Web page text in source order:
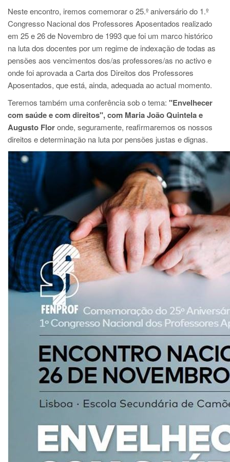
Neste encontro, iremos comemorar o 25.º aniversário do 1.º
Congresso Nacional dos Professores Aposentados realizado
em 25 e 26 de Novembro de 1993 que foi um marco histórico
na luta dos docentes por um regime de indexação de todas as
pensões aos vencimentos dos/as professores/as no activo e
onde foi aprovada a Carta dos Direitos dos Professores
Aposentados, que está, ainda, adequada ao actual momento.
Teremos também uma conferência sob o tema: "Envelhecer
com saúde e com direitos", com Maria João Quintela e
Augusto Floronde, seguramente, reafirmaremos os nossos
direitos e determinação na luta por pensões justas e dignas.